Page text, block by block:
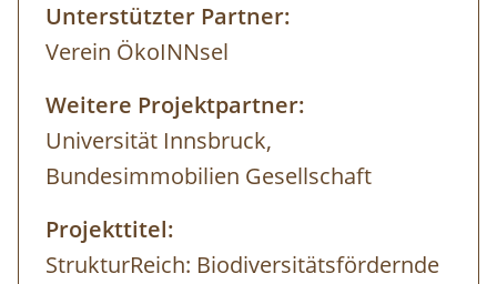
Unterstützter Partner:
Verein ÖkoINNsel
Weitere Projektpartner:
Universität Innsbruck,
Bundesimmobilien Gesellschaft
Projekttitel:
StrukturReich: Biodiversitätsfördernde